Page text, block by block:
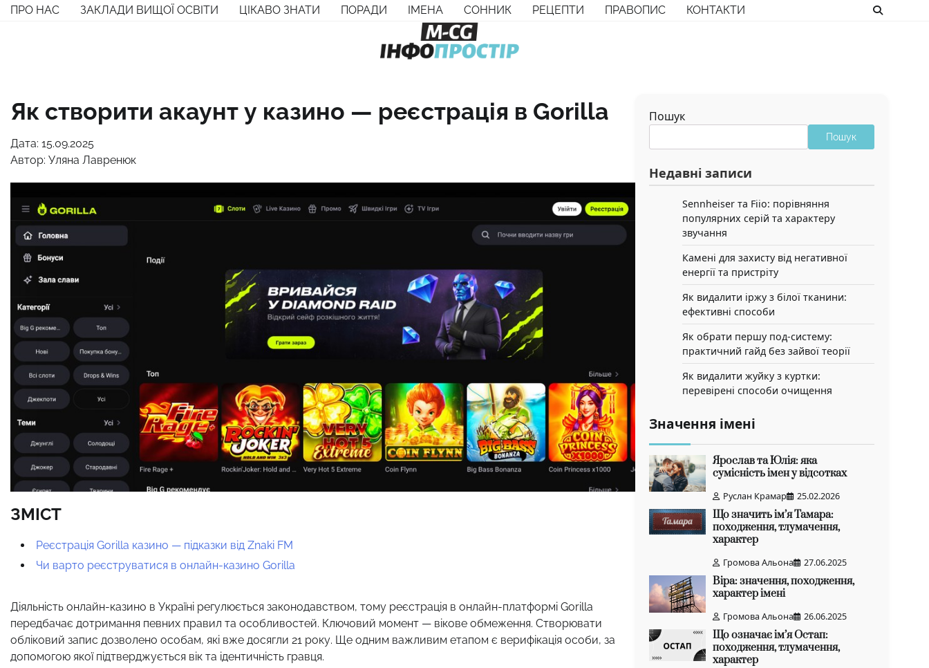
Перейти
ПРО НАС ЗАКЛАДИ ВИЩОЇ ОСВІТИ ЦІКАВО ЗНАТИ ПОРАДИ ІМЕНА СОННИК РЕЦЕПТИ ПРАВОПИС КОНТАКТИ
Як створити акаунт у казино — реєстрація в Gorilla
Дата: 15.09.2025
Автор: Уляна Лавренюк
ЗМІСТ
Реєстрація Gorilla казино — підказки від Znaki FM
Чи варто реєструватися в онлайн-казино Gorilla
Діяльність онлайн-казино в Україні регулюється законодавством, тому реєстрація в онлайн-платформі Gorilla
передбачає дотримання певних правил та особливостей. Ключовий момент — вікове обмеження. Створювати
обліковий запис дозволено особам, які вже досягли 21 року. Ще одним важливим етапом є верифікація особи, за
допомогою якої підтверджується вік та ідентичність гравця.
Пошук
Пошук
Недавні записи
Sennheiser та Fiio: порівняння
популярних серій та характеру
звучання
Камені для захисту від негативної
енергії та пристріту
Як видалити іржу з білої тканини:
ефективні способи
Як обрати першу под-систему:
практичний гайд без зайвої теорії
Як видалити жуйку з куртки:
перевірені способи очищення
Значення імені
Ярослав та Юлія: яка
сумісність імен у відсотках
Руслан Крамар 25.02.2026
Що значить ім’я Тамара:
походження, тлумачення,
характер
Громова Альона 27.06.2025
Віра: значення, походження,
характер імені
Громова Альона 26.06.2025
Що означає ім’я Остап:
походження, тлумачення,
характер